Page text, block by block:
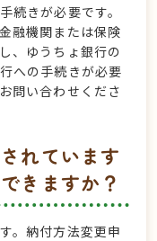
続きが必要です。
融機関または保険
、ゆうちょ銀行の
への手続きが必要
問い合わせくださ
れています
きますか？
。納付方法変更申